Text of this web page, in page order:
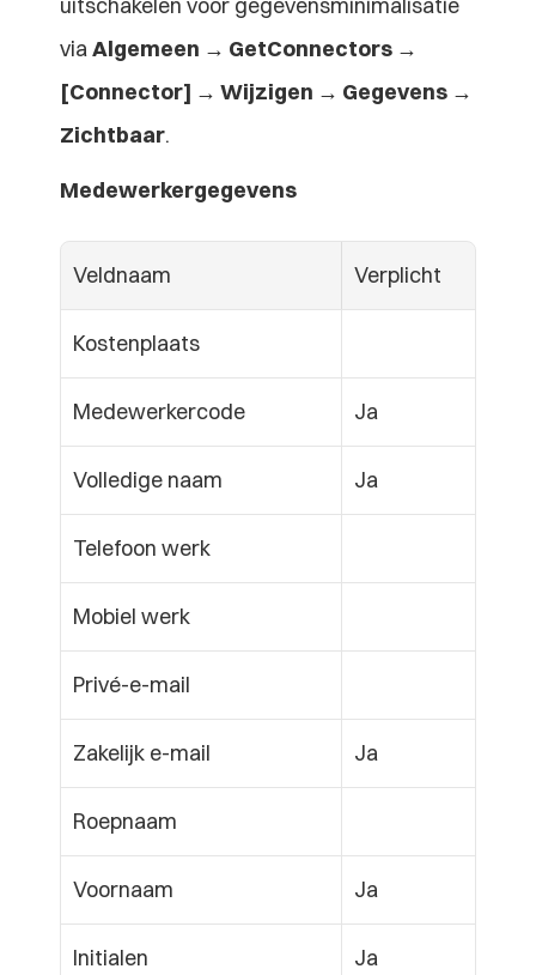
uitschakelen voor gegevensminimalisatie
via Algemeen → GetConnectors →
[Connector] → Wijzigen → Gegevens →
Zichtbaar.
Medewerkergegevens
Veldnaam Verplicht
Kostenplaats
Medewerkercode Ja
Volledige naam Ja
Telefoon werk
Mobiel werk
Privé-e-mail
Zakelijk e-mail Ja
Roepnaam
Voornaam Ja
Initialen Ja